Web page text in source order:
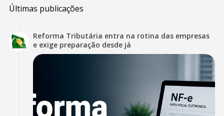
Últimas publicações
Reforma Tributária entra na rotina das empresas
e exige preparação desde já